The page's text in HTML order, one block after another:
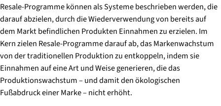
Resale-Programme können als Systeme beschrieben werden, die
darauf abzielen, durch die Wiederverwendung von bereits auf
dem Markt befindlichen Produkten Einnahmen zu erzielen. Im
Kern zielen Resale-Programme darauf ab, das Markenwachstum
von der traditionellen Produktion zu entkoppeln, indem sie
Einnahmen auf eine Art und Weise generieren, die das
Produktionswachstum – und damit den ökologischen
Fußabdruck einer Marke – nicht erhöht.